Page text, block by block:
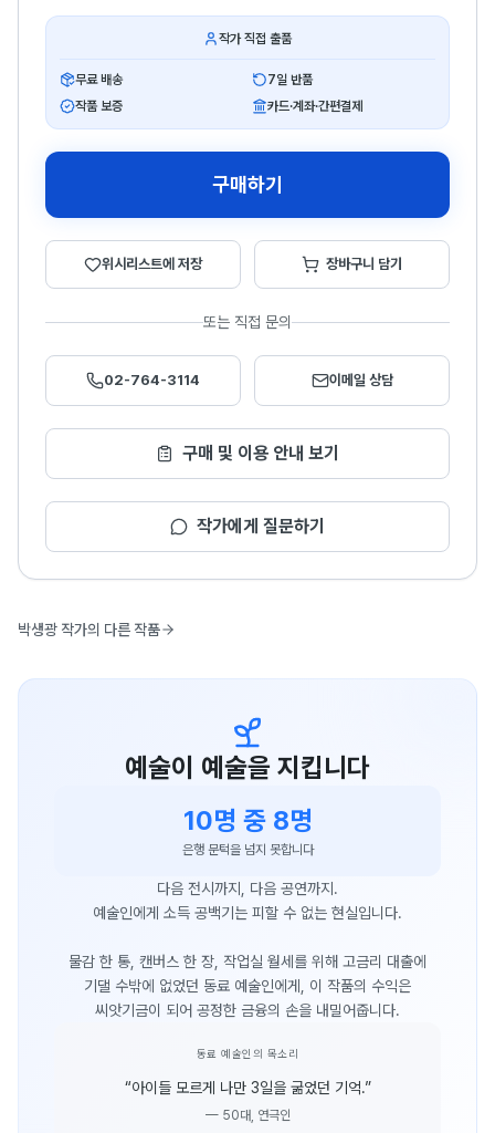
작가 직접 출품
무료 배송
7일 반품
작품 보증
카드·계좌·간편결제
구매하기
위시리스트에 저장 장바구니 담기
또는 직접 문의
02-764-3114 이메일 상담
구매 및 이용 안내 보기
작가에게 질문하기
박생광 작가의 다른 작품
예술이 예술을 지킵니다
10명 중 8명
은행 문턱을 넘지 못합니다
다음 전시까지, 다음 공연까지.
예술인에게 소득 공백기는 피할 수 없는 현실입니다.
물감 한 통, 캔버스 한 장, 작업실 월세를 위해 고금리 대출에
기댈 수밖에 없었던 동료 예술인에게, 이 작품의 수익은
씨앗기금이 되어 공정한 금융의 손을 내밀어줍니다.
동료 예술인의 목소리
“아이들 모르게 나만 3일을 굶었던 기억.”
— 50대, 연극인